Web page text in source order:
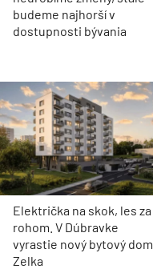
budeme najhorší v
dostupnosti bývania
Električka na skok, les za
rohom. V Dúbravke
vyrastie nový bytový dom
Zelka